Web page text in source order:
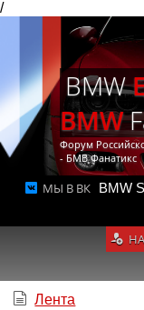
/
BMW
BMW
Форум
- БМВ Фанатикс
МЫ В ВК BMW
Лента